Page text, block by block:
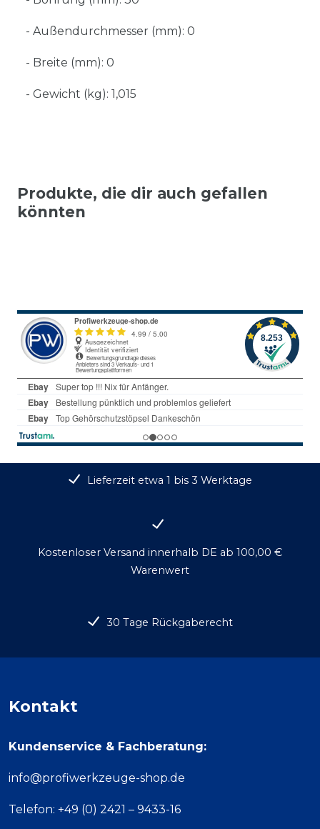
- Außendurchmesser (mm): 0
- Breite (mm): 0
- Gewicht (kg): 1,015
Produkte, die dir auch gefallen
könnten
Lieferzeit etwa 1 bis 3 Werktage
Kostenloser Versand innerhalb DE ab 100,00 €
Warenwert
30 Tage Rückgaberecht
Kontakt
Kundenservice & Fachberatung:
info@profiwerkzeuge-shop.de
Telefon: +49 (0) 2421 – 9433-16